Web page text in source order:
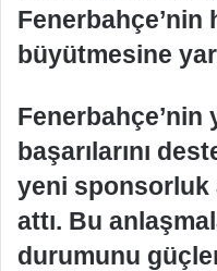
Fenerbahçe’nin
büyütmesine
Fenerbahçe’nin
başarılarını
yeni sponsorluk
attı. Bu
durumunu